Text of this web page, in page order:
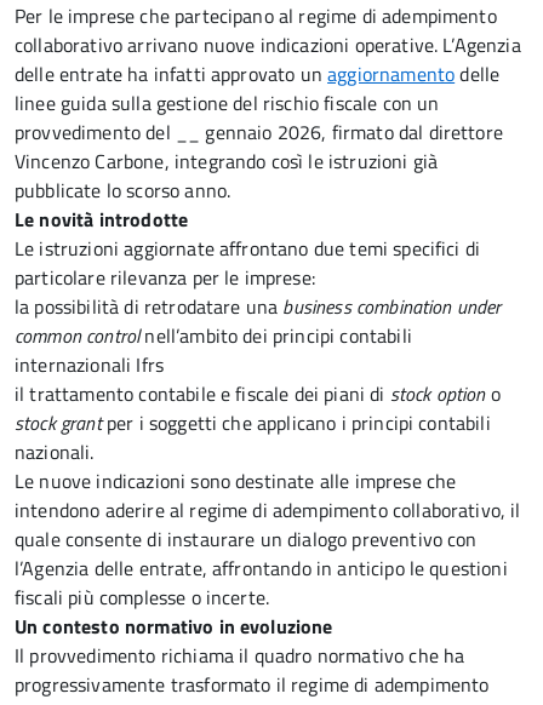
Per le imprese che partecipano al regime di adempimento
collaborativo arrivano nuove indicazioni operative. L’Agenzia
delle entrate ha infatti approvato unaggiornamentodelle
linee guida sulla gestione del rischio fiscale con un
provvedimento del __ gennaio 2026, firmato dal direttore
Vincenzo Carbone, integrando così le istruzioni già
pubblicate lo scorso anno.
Le novità introdotte
Le istruzioni aggiornate affrontano due temi specifici di
particolare rilevanza per le imprese:
la possibilità di retrodatare una business combination under
common controlnell’ambito dei principi contabili
internazionali Ifrs
il trattamento contabile e fiscale dei piani di stock optiono
stock grantper i soggetti che applicano i principi contabili
nazionali.
Le nuove indicazioni sono destinate alle imprese che
intendono aderire al regime di adempimento collaborativo, il
quale consente di instaurare un dialogo preventivo con
l’Agenzia delle entrate, affrontando in anticipo le questioni
fiscali più complesse o incerte.
Un contesto normativo in evoluzione
Il provvedimento richiama il quadro normativo che ha
progressivamente trasformato il regime di adempimento